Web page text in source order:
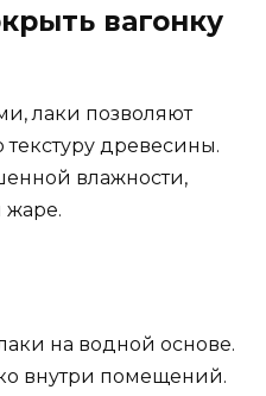
вагонку
лаки позволяют
текстуру древесины.
влажности,
жаре.
на водной основе.
внутри помещений.